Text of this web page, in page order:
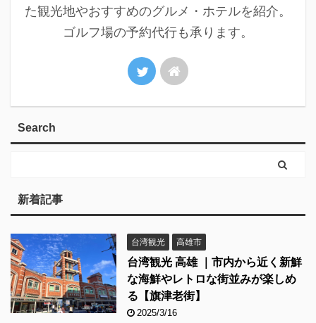
た観光地やおすすめのグルメ・ホテルを紹介。
ゴルフ場の予約代行も承ります。
Search
新着記事
台湾観光 高雄市
台湾観光 高雄 ｜市内から近く新鮮
な海鮮やレトロな街並みが楽しめ
る【旗津老街】
2025/3/16